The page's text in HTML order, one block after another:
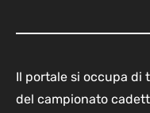
Il portale si occupa di
del campionato